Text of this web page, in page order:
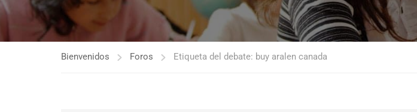
Bienvenidos Foros Etiqueta del debate: buy aralen canada